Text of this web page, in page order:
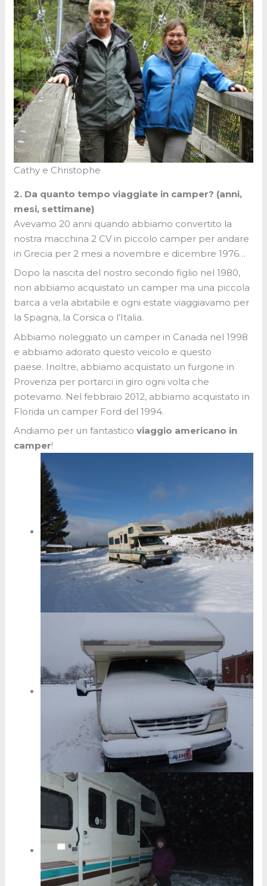
Cathy e Christophe
2. Da quanto tempo viaggiate in camper? (anni,
mesi, settimane)
Avevamo 20 anni quando abbiamo convertito la
nostra macchina 2 CV in piccolo camper per andare
in Grecia per 2 mesi a novembre e dicembre 1976…
Dopo la nascita del nostro secondo figlio nel 1980,
non abbiamo acquistato un camper ma una piccola
barca a vela abitabile e ogni estate viaggiavamo per
la Spagna, la Corsica o l’Italia.
Abbiamo noleggiato un camper in Canada nel 1998
e abbiamo adorato questo veicolo e questo
paese. Inoltre, abbiamo acquistato un furgone in
Provenza per portarci in giro ogni volta che
potevamo. Nel febbraio 2012, abbiamo acquistato in
Florida un camper Ford del 1994.
Andiamo per un fantasticoviaggio americano in
camper!